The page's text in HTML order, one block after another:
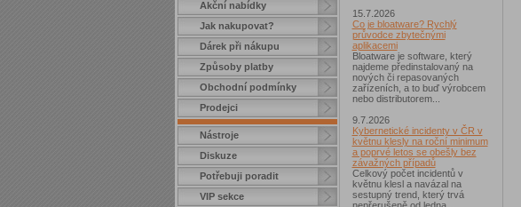
Akční nabídky
Jak nakupovat?
Dárek při nákupu
Způsoby platby
Obchodní podmínky
Prodejci
Nástroje
Diskuze
Potřebuji poradit
VIP sekce
15.7.2026
Co je bloatware? Rychlý
průvodce zbytečnými
aplikacemi
Bloatware je software, který
najdeme předinstalovaný na
nových či repasovaných
zařízeních, a to buď výrobcem
nebo distributorem...
9.7.2026
Kybernetické incidenty v ČR v
květnu klesly na roční minimum
a poprvé letos se obešly bez
závažných případů
Celkový počet incidentů v
květnu klesl a navázal na
sestupný trend, který trvá